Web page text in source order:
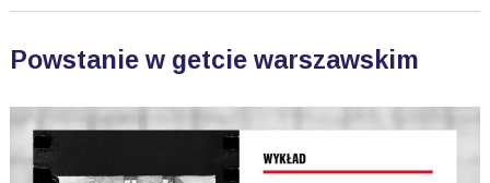
Powstanie w getcie warszawskim